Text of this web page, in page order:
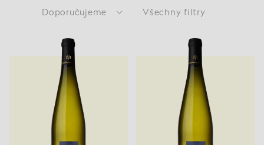
Doporučujeme Všechny filtry